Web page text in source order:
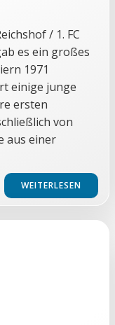
/ 1. FC
es ein großes
1971
einige junge
ersten
von
aus einer
WEITERLESEN